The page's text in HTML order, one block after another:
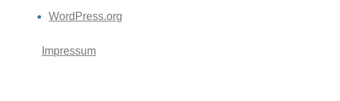
WordPress.org
Impressum